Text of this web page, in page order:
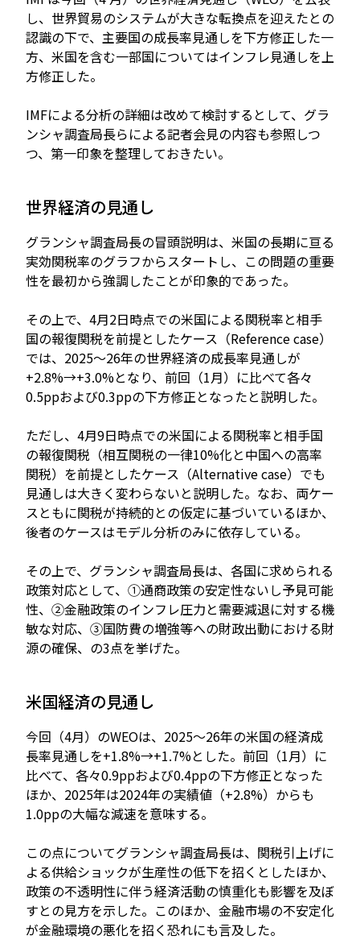
し、世界貿易のシステムが大きな転換点を迎えたとの
認識の下で、主要国の成長率見通しを下方修正した一
方、米国を含む一部国についてはインフレ見通しを上
方修正した。
IMFによる分析の詳細は改めて検討するとして、グラ
ンシャ調査局長らによる記者会見の内容も参照しつ
つ、第一印象を整理しておきたい。
世界経済の見通し
グランシャ調査局長の冒頭説明は、米国の長期に亘る
実効関税率のグラフからスタートし、この問題の重要
性を最初から強調したことが印象的であった。
その上で、4月2日時点での米国による関税率と相手
国の報復関税を前提としたケース（Reference case）
では、2025～26年の世界経済の成長率見通しが
+2.8%→+3.0%となり、前回（1月）に比べて各々
0.5ppおよび0.3ppの下方修正となったと説明した。
ただし、4月9日時点での米国による関税率と相手国
の報復関税（相互関税の一律10%化と中国への高率
関税）を前提としたケース（Alternative case）でも
見通しは大きく変わらないと説明した。なお、両ケー
スともに関税が持続的との仮定に基づいているほか、
後者のケースはモデル分析のみに依存している。
その上で、グランシャ調査局長は、各国に求められる
政策対応として、①通商政策の安定性ないし予見可能
性、②金融政策のインフレ圧力と需要減退に対する機
敏な対応、③国防費の増強等への財政出動における財
源の確保、の3点を挙げた。
米国経済の見通し
今回（4月）のWEOは、2025～26年の米国の経済成
長率見通しを+1.8%→+1.7%とした。前回（1月）に
比べて、各々0.9ppおよび0.4ppの下方修正となった
ほか、2025年は2024年の実績値（+2.8%）からも
1.0ppの大幅な減速を意味する。
この点についてグランシャ調査局長は、関税引上げに
よる供給ショックが生産性の低下を招くとしたほか、
政策の不透明性に伴う経済活動の慎重化も影響を及ぼ
すとの見方を示した。このほか、金融市場の不安定化
が金融環境の悪化を招く恐れにも言及した。